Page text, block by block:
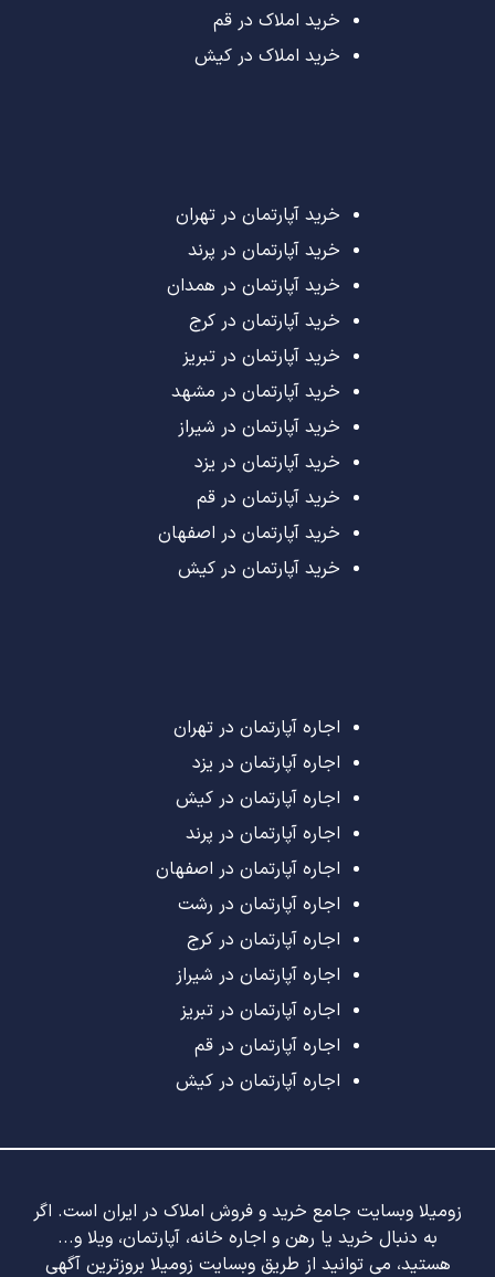
خرید املاک در قم
خرید املاک در کیش
خرید آپارتمان در تهران
خرید آپارتمان در پرند
خرید آپارتمان در همدان
خرید آپارتمان در کرج
خرید آپارتمان در تبریز
خرید آپارتمان در مشهد
خرید آپارتمان در شیراز
خرید آپارتمان در یزد
خرید آپارتمان در قم
خرید آپارتمان در اصفهان
خرید آپارتمان در کیش
اجاره آپارتمان در تهران
اجاره آپارتمان در یزد
اجاره آپارتمان در کیش
اجاره آپارتمان در پرند
اجاره آپارتمان در اصفهان
اجاره آپارتمان در رشت
اجاره آپارتمان در کرج
اجاره آپارتمان در شیراز
اجاره آپارتمان در تبریز
اجاره آپارتمان در قم
اجاره آپارتمان در کیش
زومیلا وبسایت جامع خرید و فروش املاک در ایران است. اگر
به دنبال خرید یا رهن و اجاره خانه، آپارتمان، ویلا و...
هستید، می توانید از طریق وبسایت زومیلا بروزترین آگهی